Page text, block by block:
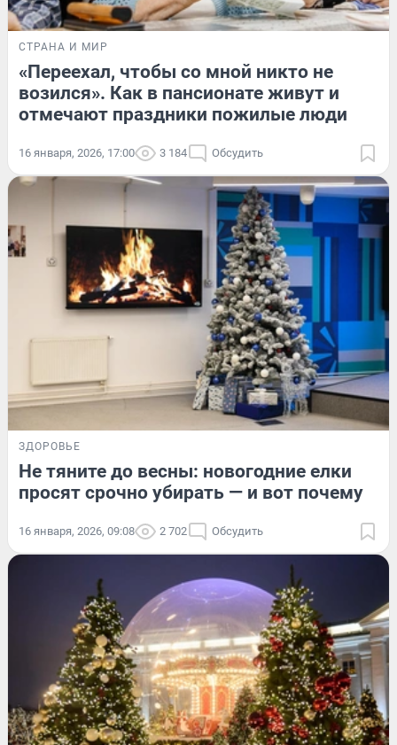
СТРАНА И МИР
«Переехал, чтобы со мной никто не
возился». Как в пансионате живут и
отмечают праздники пожилые люди
16 января, 2026, 17:00 3 184 Обсудить
ЗДОРОВЬЕ
Не тяните до весны: новогодние елки
просят срочно убирать — и вот почему
16 января, 2026, 09:08 2 702 Обсудить